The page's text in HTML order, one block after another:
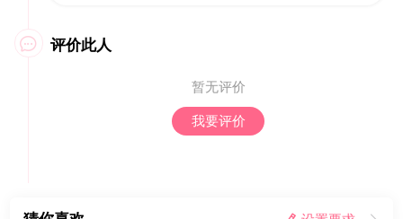
 评价此人
暂无评价
我要评价